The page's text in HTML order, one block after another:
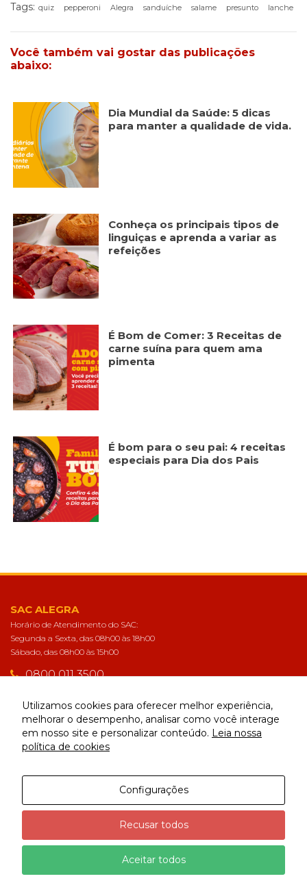
Tags: quiz pepperoni Alegra sanduíche salame presunto lanche
Você também vai gostar das publicações
abaixo:
Dia Mundial da Saúde: 5 dicas
para manter a qualidade de vida.
Conheça os principais tipos de
linguiças e aprenda a variar as
refeições
É Bom de Comer: 3 Receitas de
carne suína para quem ama
pimenta
É bom para o seu pai: 4 receitas
especiais para Dia dos Pais
SAC ALEGRA
Horário de Atendimento do SAC:
Segunda a Sexta, das 08h00 às 18h00
Sábado, das 08h00 às 15h00
0800 011 3500
sac@alegra.com.br
CONECTE-SE
Utilizamos cookies para oferecer melhor experiência,
melhorar o desempenho, analisar como você interage
em nosso site e personalizar conteúdo. Leia nossa
política de cookies
Configurações
Recusar todos
Aceitar todos